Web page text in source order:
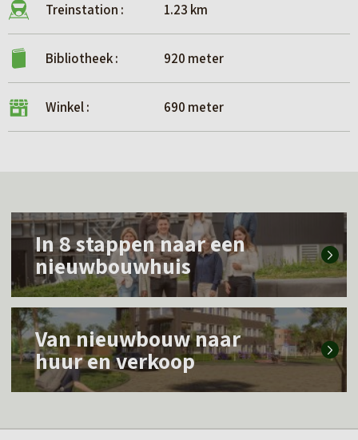
Treinstation : 1.23 km
Bibliotheek : 920 meter
Winkel : 690 meter
L
s
m
e
o
In 8 stappen naar een
nieuwbouwhuis
L
e
s
Van nieuwbouw naar
huur en verkoop